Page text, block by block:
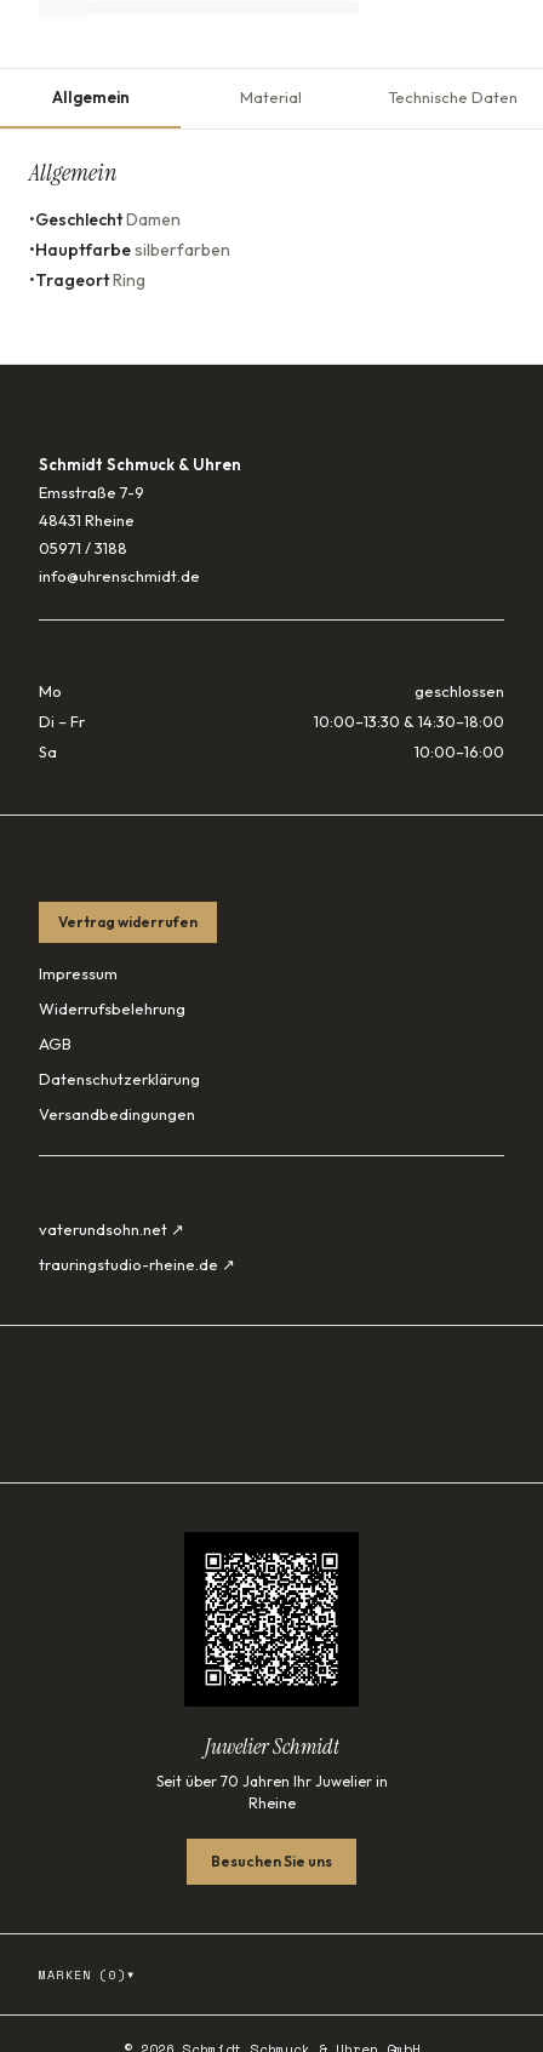
Allgemein Material Technische Daten
Allgemein
•GeschlechtDamen
•Hauptfarbesilberfarben
•TrageortRing
Schmidt Schmuck & Uhren
Emsstraße 7-9
48431 Rheine
05971 / 3188
info@uhrenschmidt.de
Mo
geschlossen
Di – Fr
10:00–13:30 & 14:30–18:00
Sa
10:00–16:00
Vertrag widerrufen
Impressum
Widerrufsbelehrung
AGB
Datenschutzerklärung
Versandbedingungen
vaterundsohn.net ↗
trauringstudio-rheine.de ↗
Juwelier Schmidt
Seit über 70 Jahren Ihr Juwelier in
Rheine
Besuchen Sie uns
MARKEN ( 0 ) ▾